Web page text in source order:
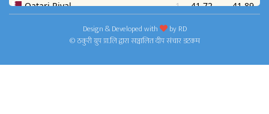
Design & Developed with byRD
© ठकुरी ग्रुप प्रा.लि द्वारा सञ्चालित दीप संचार डटकम